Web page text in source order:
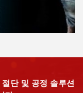
단 및 공정 솔루션